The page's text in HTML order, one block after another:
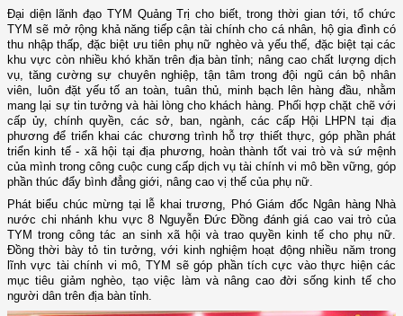
Đại diện lãnh đạo TYM Quảng Trị cho biết, trong thời gian tới, tổ chức
TYM sẽ mở rộng khả năng tiếp cận tài chính cho cá nhân, hộ gia đình có
thu nhập thấp, đặc biệt ưu tiên phụ nữ nghèo và yếu thế, đặc biệt tại các
khu vực còn nhiều khó khăn trên địa bàn tỉnh; nâng cao chất lượng dịch
vụ, tăng cường sự chuyên nghiệp, tận tâm trong đội ngũ cán bộ nhân
viên, luôn đặt yếu tố an toàn, tuân thủ, minh bạch lên hàng đầu, nhằm
mang lại sự tin tưởng và hài lòng cho khách hàng. P hối hợp chặt chẽ với
cấp ủy, chính quyền, các sở, ban, ngành, các cấp Hội
LHPN tại địa
phương để triển khai các chương trình hỗ trợ thiết thực, góp phần phát
triển kinh tế - xã hội tại địa phương, hoàn thành tốt vai trò và sứ mệnh
của mình trong công cuộc cung cấp dịch vụ tài chính vi mô bền vững, góp
phần thúc đẩy bình đẳng giới, nâng cao vị thế của phụ nữ.
Phát biểu chúc mừng tại lễ khai trương, Phó Giám đốc Ngân hàng Nhà
nước c hi nhánh khu vực 8 Nguyễn Đức Đồng đánh giá cao vai trò của
TYM trong công tác an sinh xã hội và trao quyền kinh tế cho phụ nữ.
Đồng thời bày tỏ tin tưởng, với kinh nghiệm hoạt động nhiều năm trong
lĩnh vực tài chính vi mô, TYM sẽ góp phần tích cực vào thực hiện các
mục tiêu giảm nghèo, tạo việc làm và nâng cao đời sống kinh tế cho
người dân trên địa bàn tỉnh.